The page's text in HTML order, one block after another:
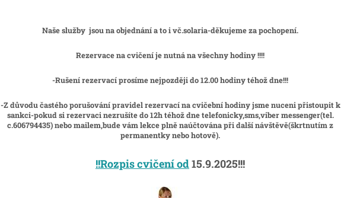
Naše služby jsou na objednání a to i vč.solaria-děkujeme za pochopení.
Rezervace na cvičení je nutná na všechny hodiny !!!!
-Rušení rezervací prosíme nejpozději do 12.00 hodiny téhož dne!!!
-Z důvodu častého porušování pravidel rezervací na cvičební hodiny jsme nuceni přistoupit k
sankci-pokud si rezervaci nezrušíte do 12h téhož dne telefonicky,sms,viber messenger(tel.
c.606794435) nebo mailem,bude vám lekce plně naúčtována při další návštěvě(škrtnutím z
permanentky nebo hotově).
!!Rozpis cvičení od15.9.2025!!!